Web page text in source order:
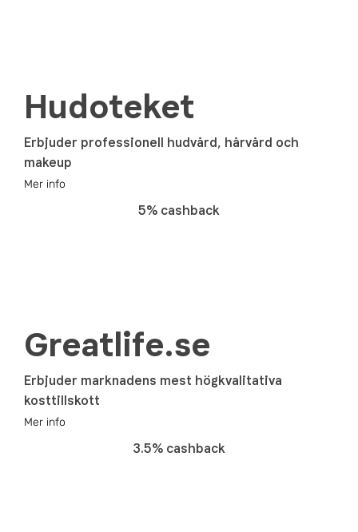
Hudoteket
Erbjuder professionell hudvård, hårvård och
makeup
Mer info
5% cashback
Greatlife.se
Erbjuder marknadens mest högkvalitativa
kosttillskott
Mer info
3.5% cashback